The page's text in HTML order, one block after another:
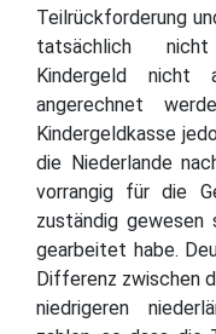
Teilrückforderung
tatsächlich nicht
Kindergeld nicht
angerechnet
Kindergeldkasse
die Niederlande
vorrangig für die
zuständig gewesen
gearbeitet habe.
Differenz zwischen
niedrigeren